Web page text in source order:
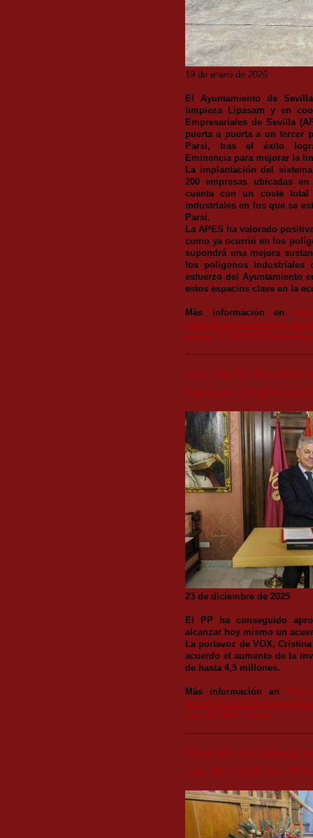
19 de enero de 2026
El Ayuntamiento de
limpieza Lipasam y en
Empresariales de Sevilla
puerta a puerta a un tercer
Parsi, tras el éxito
Eminencia para mejorar la
La implantación del
200 empresas ubicadas
cuenta con un coste
industriales en los que se
Parsi.
La APES ha valorado
como ya ocurrió en los
supondrá una mejora
los polígonos industriales
esfuerzo del Ayuntamiento
estos espacios clave en la
Más información en
parsi-recogida-residuos-
Vox Sevilla anuncia
Parques
23 de diciembre de 2025
El PP ha conseguido
alcanzar hoy mismo un
La portavoz de VOX,
acuerdo el aumento de la
de hasta 4,5 millones.
Más información en
aprueba-presupuesto-
vox_6914020_0.html
Reunión de trabajo
Ley de Espacios